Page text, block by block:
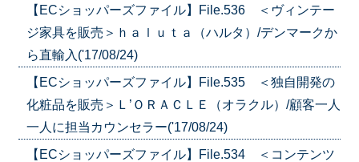
【ECショッパーズファイル】File.536 ＜ヴィンテー
ジ家具を販売＞ｈａｌｕｔａ（ハルタ）/デンマークか
ら直輸入('17/08/24)
【ECショッパーズファイル】File.535 ＜独自開発の
化粧品を販売＞Ｌ’ＯＲＡＣＬＥ（オラクル）/顧客一人
一人に担当カウンセラー('17/08/24)
【ECショッパーズファイル】File.534 ＜コンテンツ